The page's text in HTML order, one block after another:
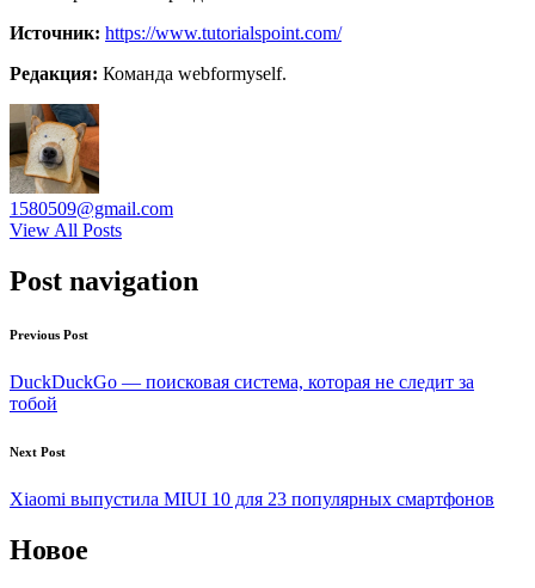
Источник: https://www.tutorialspoint.com/
Редакция: Команда webformyself.
1580509@gmail.com
View All Posts
Post navigation
Previous Post
DuckDuckGo — поисковая система, которая не следит за
тобой
Next Post
Xiaomi выпустила MIUI 10 для 23 популярных смартфонов
Новое